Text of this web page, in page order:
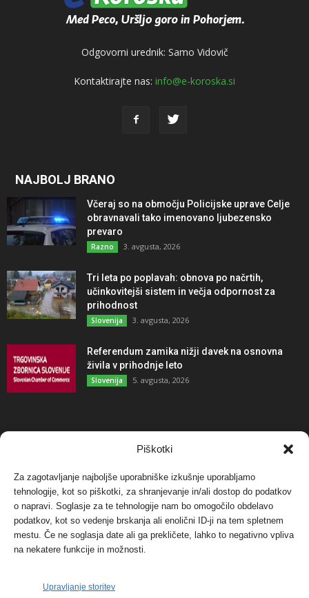
Piškotki
Za zagotavljanje najboljše uporabniške izkušnje uporabljamo
tehnologije, kot so piškotki, za shranjevanje in/ali dostop do podatkov
o napravi. Soglasje za te tehnologije nam bo omogočilo obdelavo
podatkov, kot so vedenje brskanja ali enolični ID-ji na tem spletnem
mestu. Če ne soglasja date ali ga prekličete, lahko to negativno vpliva
na nekatere funkcije in možnosti.
Upravljanje storitev
Odgovorni urednik: Samo Vidovič
Kontaktirajte nas: info@e-koroska.si
NAJBOLJ BRANO
Včeraj so na območju Policijske uprave Celje
obravnavali tako imenovano ljubezensko
prevaro
Razno 3. avgusta, 2026
Tri leta po poplavah: obnova po načrtih,
učinkovitejši sistem in večja odpornost za
prihodnost
Slovenija 3. avgusta, 2026
Referendum zamika nižji davek na osnovna
živila v prihodnje leto
Slovenija 5. avgusta, 2026
NAJBOLJ KOMENTIRANO
Protest proti vetrnim elektrarnam na Ojstrici, v
svetu pa vedno bolj...
Dogodki 12. maja, 2017
Tožilstvo v Celovcu v korist elektrarnam
Verbund